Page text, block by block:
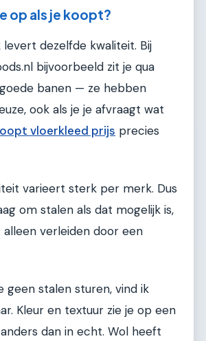
op als je koopt?
dezelfde kwaliteit. Bij
bijvoorbeeld zit je qua
banen — ze hebben
ook als je je afvraagt wat
vloerkleed prijs precies
varieert sterk per merk. Dus
om stalen als dat mogelijk is,
verleiden door een
geen stalen sturen, vind ik
Kleur en textuur zie je op een
dan in echt. Wol heeft